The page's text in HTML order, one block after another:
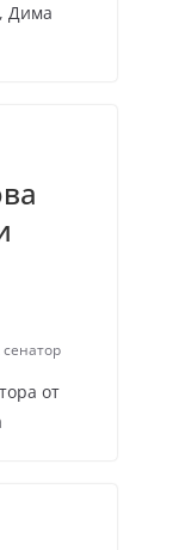
Дима
сенатор
от